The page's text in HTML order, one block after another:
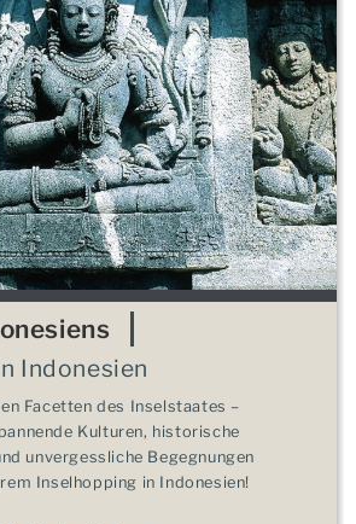
Indonesien
Facetten des Inselstaates –
Kulturen, historische
unvergessliche Begegnungen
Inselhopping in Indonesien!